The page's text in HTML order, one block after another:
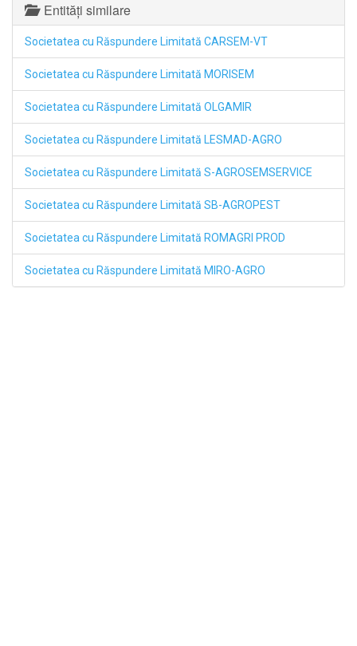
Entități similare
Societatea cu Răspundere Limitată CARSEM-VT
Societatea cu Răspundere Limitată MORISEM
Societatea cu Răspundere Limitată OLGAMIR
Societatea cu Răspundere Limitată LESMAD-AGRO
Societatea cu Răspundere Limitată S-AGROSEMSERVICE
Societatea cu Răspundere Limitată SB-AGROPEST
Societatea cu Răspundere Limitată ROMAGRI PROD
Societatea cu Răspundere Limitată MIRO-AGRO